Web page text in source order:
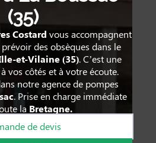
(35)
Costard vous accompagnent
des obsèques dans le
et-Vilaine (35). C’est une
vos côtés et à votre écoute.
notre agence de pompes
. Prise en charge immédiate
la Bretagne.
de devis